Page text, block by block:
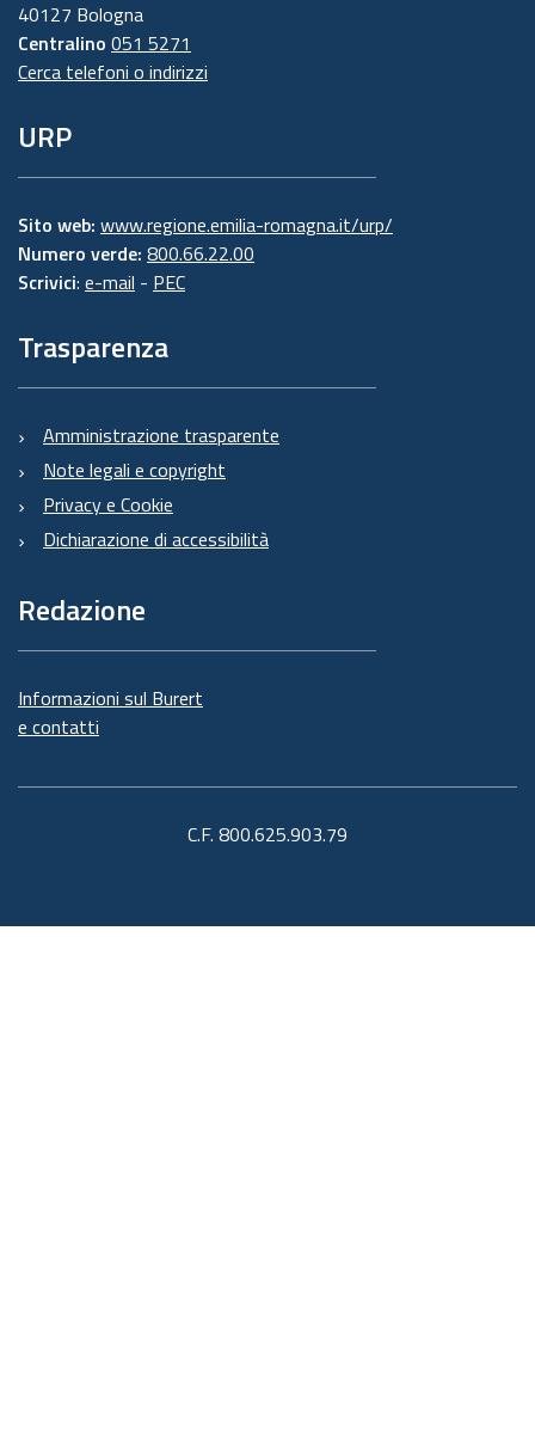
40127 Bologna
Centralino 051 5271
Cerca telefoni o indirizzi
URP
Sito web: www.regione.emilia-romagna.it/urp/
Numero verde: 800.66.22.00
Scrivici: e-mail - PEC
Trasparenza
Amministrazione trasparente
Note legali e copyright
Privacy e Cookie
Dichiarazione di accessibilità
Redazione
Informazioni sul Burert
e contatti
C.F. 800.625.903.79